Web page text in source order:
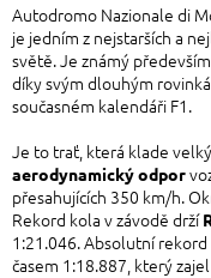
Autodromo Nazionale di
je jedním z nejstarších a
světě. Je známý
díky svým dlouhým
současném kalendáři F1.
Je to trať, která klade
aerodynamický odpor
přesahujících 350 km/h.
Rekord kola v závodě drží
1:21.046. Absolutní rekord
časem 1:18.887, který